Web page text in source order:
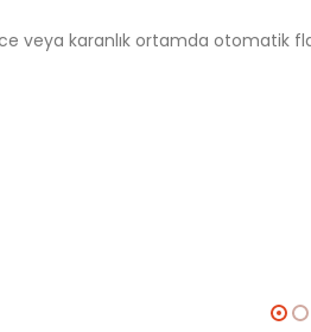
veya karanlık ortamda otomatik